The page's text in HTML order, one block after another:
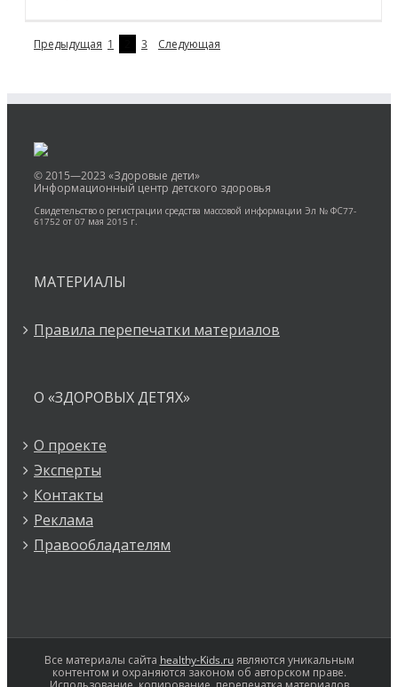
Предыдущая 1 3 Следующая
© 2015—2023 «Здоровые дети»
Информационный центр детского здоровья
Свидетельство о регистрации средства массовой информации Эл № ФС77-
61752 от 07 мая 2015 г.
МАТЕРИАЛЫ
Правила перепечатки материалов
О «ЗДОРОВЫХ ДЕТЯХ»
О проекте
Эксперты
Контакты
Реклама
Правообладателям
Все материалы сайта healthy-Kids.ruявляются уникальным
контентом и охраняются законом об авторском праве.